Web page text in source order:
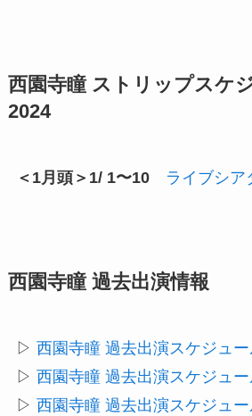
西園寺瞳 ストリップスケ
2024
＜1月頭＞1/ 1〜10 ライブシア
西園寺瞳 過去出演情報
▷ 西園寺瞳 過去出演スケジュ
▷ 西園寺瞳 過去出演スケジュ
▷ 西園寺瞳 過去出演スケジュ